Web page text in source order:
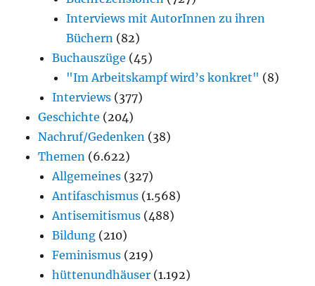
Interviews mit AutorInnen zu ihren
Büchern (82)
Buchauszüge (45)
"Im Arbeitskampf wird’s konkret" (8)
Interviews (377)
Geschichte (204)
Nachruf/Gedenken (38)
Themen (6.622)
Allgemeines (327)
Antifaschismus (1.568)
Antisemitismus (488)
Bildung (210)
Feminismus (219)
hüttenundhäuser (1.192)